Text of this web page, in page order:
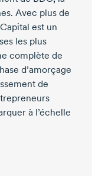
Avec plus de
est un
les plus
complète de
d’amorçage
de
à l’échelle